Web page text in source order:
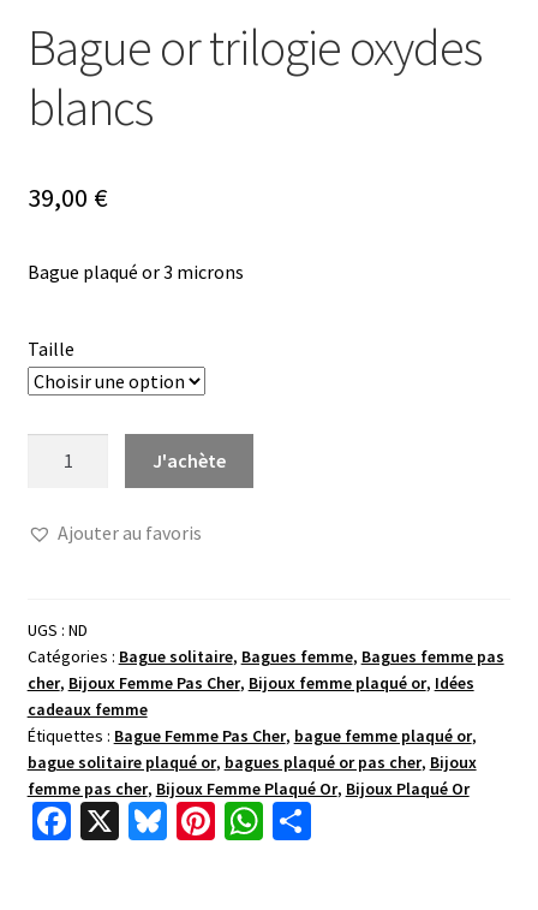
Bague or trilogie oxydes
blancs
39,00 €
Bague plaqué or 3 microns
Taille
or
blancs
J'achète
Ajouter au favoris
UGS : ND
Catégories : Bague solitaire, Bagues femme, Bagues femme pas
cher, Bijoux Femme Pas Cher, Bijoux femme plaqué or, Idées
cadeaux femme
Étiquettes : Bague Femme Pas Cher, bague femme plaqué or,
bague solitaire plaqué or, bagues plaqué or pas cher, Bijoux
femme pas cher, Bijoux Femme Plaqué Or, Bijoux Plaqué Or
Fa X Bl Pi W P